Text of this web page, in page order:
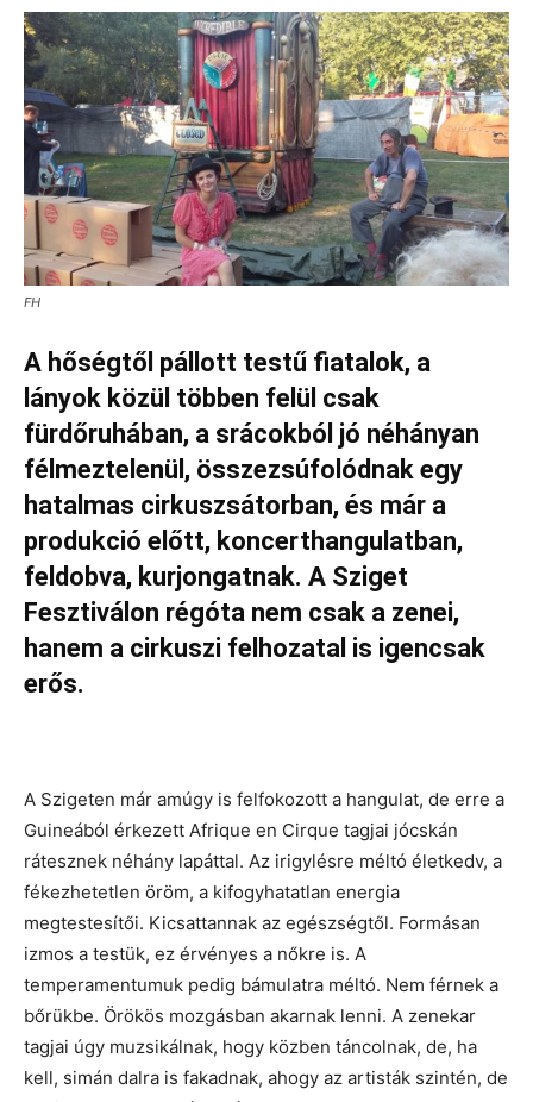
FH
A hőségtől pállott testű fiatalok, a
lányok közül többen felül csak
fürdőruhában, a srácokból jó néhányan
félmeztelenül, összezsúfolódnak egy
hatalmas cirkuszsátorban, és már a
produkció előtt, koncerthangulatban,
feldobva, kurjongatnak. A Sziget
Fesztiválon régóta nem csak a zenei,
hanem a cirkuszi felhozatal is igencsak
erős.
A Szigeten már amúgy is felfokozott a hangulat, de erre a
Guineából érkezett Afrique en Cirque tagjai jócskán
rátesznek néhány lapáttal. Az irigylésre méltó életkedv, a
fékezhetetlen öröm, a kifogyhatatlan energia
megtestesítői. Kicsattannak az egészségtől. Formásan
izmos a testük, ez érvényes a nőkre is. A
temperamentumuk pedig bámulatra méltó. Nem férnek a
bőrükbe. Örökös mozgásban akarnak lenni. A zenekar
tagjai úgy muzsikálnak, hogy közben táncolnak, de, ha
kell, simán dalra is fakadnak, ahogy az artisták szintén, de